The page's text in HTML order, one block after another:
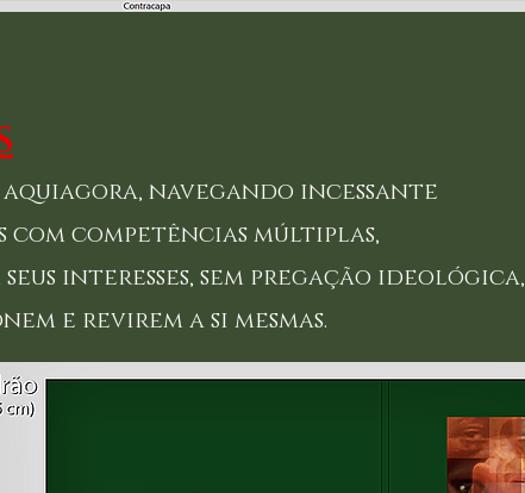
aquiagora, navegando incessante
competências múltiplas,
interesses, sem pregação ideológica,
e revirem a si mesmas.